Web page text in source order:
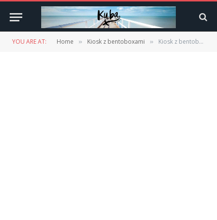
YOU ARE AT: Home » Kiosk z bentoboxami » Kiosk z bentoboxami